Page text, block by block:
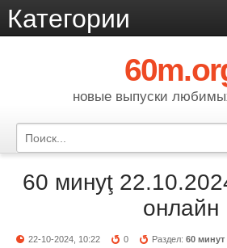
Категории
новые выпуски
60 минуţ
онлайн
22-10-2024, 10:22 0 Раздел:60 минут